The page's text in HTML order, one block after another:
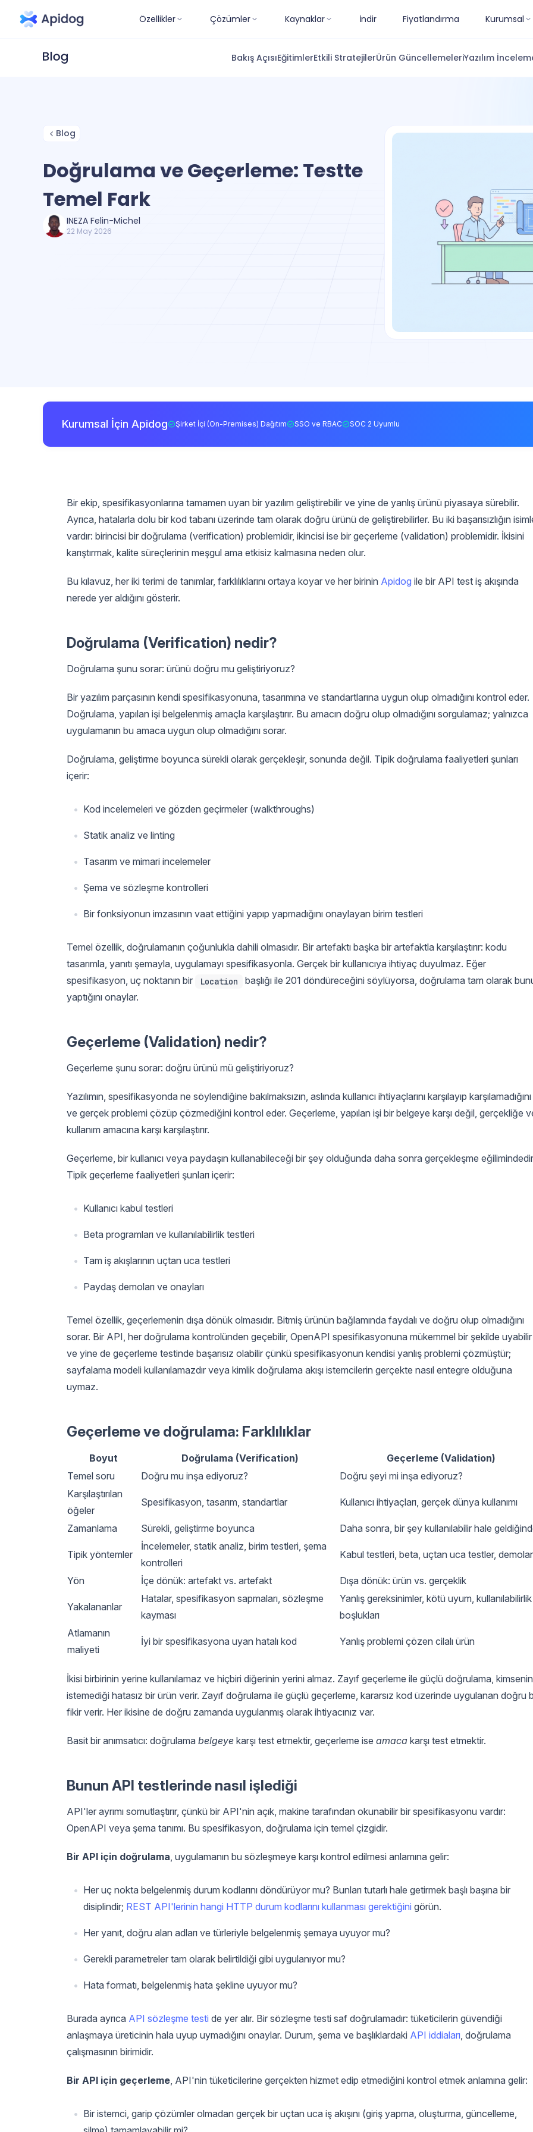
Özellikler Çözümler Kaynaklar İndir Fiyatlandırma Kurumsal
Bakış AçısıEğitimlerEtkili StratejilerÜrün GüncellemeleriYazılım
Blog
Doğrulama ve Geçerleme: Testte
Temel Fark
INEZA Felin-Michel
22 May 2026
Kurumsal İçin Apidog Şirket İçi (On-Premises) Dağıtım SSO ve RBAC SOC 2 Uyumlu
Bir ekip, spesifikasyonlarına tamamen uyan bir yazılım geliştirebilir ve yine de yanlış ürünü piyasaya sürebilir.
Ayrıca, hatalarla dolu bir kod tabanı üzerinde tam olarak doğru ürünü de geliştirebilirler. Bu iki başarısızlığın
vardır: birincisi bir doğrulama (verification) problemidir, ikincisi ise bir geçerleme (validation) problemidir. İkisini
karıştırmak, kalite süreçlerinin meşgul ama etkisiz kalmasına neden olur.
Bu kılavuz, her iki terimi de tanımlar, farklılıklarını ortaya koyar ve her birinin Apidog ile bir API test iş akışında
nerede yer aldığını gösterir.
Doğrulama (Verification) nedir?
Doğrulama şunu sorar: ürünü doğru mu geliştiriyoruz?
Bir yazılım parçasının kendi spesifikasyonuna, tasarımına ve standartlarına uygun olup olmadığını kontrol eder.
Doğrulama, yapılan işi belgelenmiş amaçla karşılaştırır. Bu amacın doğru olup olmadığını sorgulamaz; yalnızca
uygulamanın bu amaca uygun olup olmadığını sorar.
Doğrulama, geliştirme boyunca sürekli olarak gerçekleşir, sonunda değil. Tipik doğrulama faaliyetleri şunları
içerir:
Kod incelemeleri ve gözden geçirmeler (walkthroughs)
Statik analiz ve linting
Tasarım ve mimari incelemeler
Şema ve sözleşme kontrolleri
Bir fonksiyonun imzasının vaat ettiğini yapıp yapmadığını onaylayan birim testleri
Temel özellik, doğrulamanın çoğunlukla dahili olmasıdır. Bir artefaktı başka bir artefaktla karşılaştırır: kodu
tasarımla, yanıtı şemayla, uygulamayı spesifikasyonla. Gerçek bir kullanıcıya ihtiyaç duyulmaz. Eğer
spesifikasyon, uç noktanın bir
Location
başlığı ile 201 döndüreceğini söylüyorsa, doğrulama tam olarak
yaptığını onaylar.
Geçerleme (Validation) nedir?
Geçerleme şunu sorar: doğru ürünü mü geliştiriyoruz?
Yazılımın, spesifikasyonda ne söylendiğine bakılmaksızın, aslında kullanıcı ihtiyaçlarını karşılayıp karşılamadığını
ve gerçek problemi çözüp çözmediğini kontrol eder. Geçerleme, yapılan işi bir belgeye karşı değil, gerçekliğe
kullanım amacına karşı karşılaştırır.
Geçerleme, bir kullanıcı veya paydaşın kullanabileceği bir şey olduğunda daha sonra gerçekleşme
Tipik geçerleme faaliyetleri şunları içerir:
Kullanıcı kabul testleri
Beta programları ve kullanılabilirlik testleri
Tam iş akışlarının uçtan uca testleri
Paydaş demoları ve onayları
Temel özellik, geçerlemenin dışa dönük olmasıdır. Bitmiş ürünün bağlamında faydalı ve doğru olup olmadığını
sorar. Bir API, her doğrulama kontrolünden geçebilir, OpenAPI spesifikasyonuna mükemmel bir şekilde uyabilir
ve yine de geçerleme testinde başarısız olabilir çünkü spesifikasyonun kendisi yanlış problemi çözmüştür;
sayfalama modeli kullanılamazdır veya kimlik doğrulama akışı istemcilerin gerçekte nasıl entegre olduğuna
uymaz.
Geçerleme ve doğrulama: Farklılıklar
Boyut Doğrulama (Verification)
Geçerleme (Validation)
Temel soru
Doğru mu inşa ediyoruz?
Doğru şeyi mi inşa ediyoruz?
Karşılaştırılan
öğeler
Spesifikasyon, tasarım, standartlar Kullanıcı ihtiyaçları, gerçek dünya kullanımı
Zamanlama Sürekli, geliştirme boyunca Daha sonra, bir şey kullanılabilir hale
Tipik yöntemler
İncelemeler, statik analiz, birim testleri, şema
kontrolleri
Kabul testleri, beta, uçtan uca testler, demolar
Yön İçe dönük: artefakt vs. artefakt Dışa dönük: ürün vs. gerçeklik
Yakalananlar
Hatalar, spesifikasyon sapmaları, sözleşme
kayması
Yanlış gereksinimler, kötü uyum, kullanılabilirlik
boşlukları
Atlamanın
maliyeti
İyi bir spesifikasyona uyan hatalı kod Yanlış problemi çözen cilalı ürün
İkisi birbirinin yerine kullanılamaz ve hiçbiri diğerinin yerini almaz. Zayıf geçerleme ile güçlü doğrulama, kimsenin
istemediği hatasız bir ürün verir. Zayıf doğrulama ile güçlü geçerleme, kararsız kod üzerinde uygulanan doğru
fikir verir. Her ikisine de doğru zamanda uygulanmış olarak ihtiyacınız var.
Basit bir anımsatıcı: doğrulama belgeye karşı test etmektir, geçerleme ise amaca karşı test etmektir.
Bunun API testlerinde nasıl işlediği
API'ler ayrımı somutlaştırır, çünkü bir API'nin açık, makine tarafından okunabilir bir spesifikasyonu vardır:
OpenAPI veya şema tanımı. Bu spesifikasyon, doğrulama için temel çizgidir.
Bir API için doğrulama , uygulamanın bu sözleşmeye karşı kontrol edilmesi anlamına gelir:
Her uç nokta belgelenmiş durum kodlarını döndürüyor mu? Bunları tutarlı hale getirmek başlı başına bir
disiplindir; REST API'lerinin hangi HTTP durum kodlarını kullanması gerektiğini görün.
Her yanıt, doğru alan adları ve türleriyle belgelenmiş şemaya uyuyor mu?
Gerekli parametreler tam olarak belirtildiği gibi uygulanıyor mu?
Hata formatı, belgelenmiş hata şekline uyuyor mu?
Burada ayrıca API sözleşme testi de yer alır. Bir sözleşme testi saf doğrulamadır: tüketicilerin güvendiği
anlaşmaya üreticinin hala uyup uymadığını onaylar. Durum, şema ve başlıklardaki API iddiaları , doğrulama
çalışmasının birimidir.
Bir API için geçerleme , API'nin tüketicilerine gerçekten hizmet edip etmediğini kontrol etmek anlamına gelir:
Bir istemci, garip çözümler olmadan gerçek bir uçtan uca iş akışını (giriş yapma, oluşturma, güncelleme,